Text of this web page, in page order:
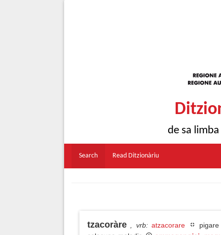
de sa
Search Read Ditzionàriu
tzacoràre , vrb: atzacorare